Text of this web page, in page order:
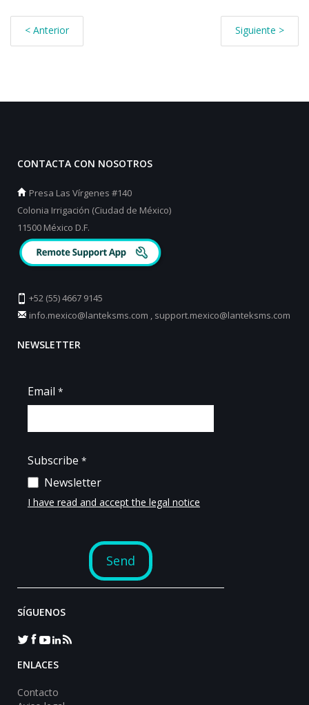
< Anterior Siguiente >
CONTACTA CON NOSOTROS
Presa Las Vírgenes #140
Colonia Irrigación (Ciudad de México)
11500 México D.F.
+52 (55) 4667 9145
info.mexico@lanteksms.com
support.mexico@lanteksms.com
NEWSLETTER
SÍGUENOS
ENLACES
Contacto